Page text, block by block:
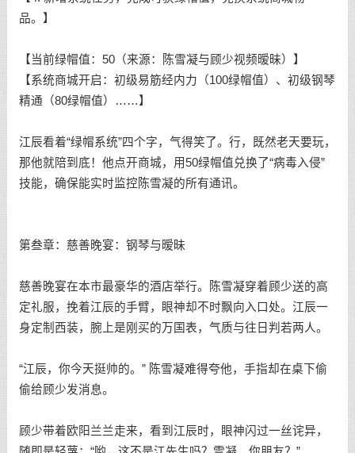
品。】
【当前绿帽值：50（来源：陈雪凝与顾少视频暧昧）】
【系统商城开启：初级易筋经内力（100绿帽值）、初级钢琴
精通（80绿帽值）……】
江辰看着“绿帽系统”四个字，气得笑了。行，既然老天要玩，
那他就陪到底！他点开商城，用50绿帽值兑换了“病毒入侵”
技能，确保能实时监控陈雪凝的所有通讯。
第叁章：慈善晚宴：钢琴与暧昧
慈善晚宴在本市最豪华的酒店举行。陈雪凝穿着顾少送的高
定礼服，挽着江辰的手臂，眼神却不时飘向入口处。江辰一
身定制西装，腕上是刚买的万国表，气质与往日判若两人。
“江辰，你今天挺帅的。” 陈雪凝难得夸他，手指却在桌下偷
偷给顾少发消息。
顾少带着欧阳兰兰走来，看到江辰时，眼神闪过一丝诧异，